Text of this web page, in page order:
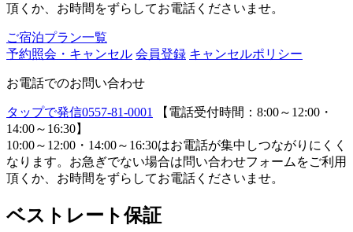
頂くか、お時間をずらしてお電話くださいませ。
ご宿泊プラン一覧
予約照会・キャンセル 会員登録 キャンセルポリシー
お電話でのお問い合わせ
タップで発信0557-81-0001
【電話受付時間：8:00～12:00・
14:00～16:30】
10:00～12:00・14:00～16:30はお電話が集中しつながりにくく
なります。お急ぎでない場合は問い合わせフォームをご利用
頂くか、お時間をずらしてお電話くださいませ。
ベストレート保証